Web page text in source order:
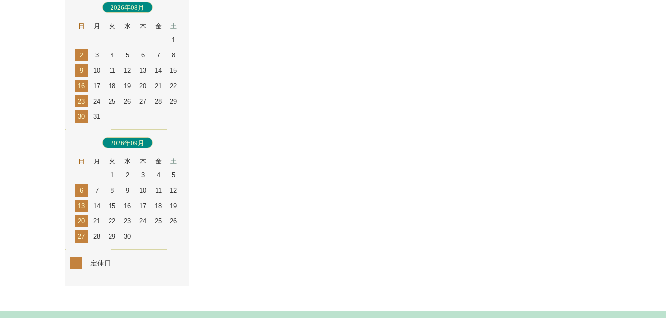
2026年08月
日 月 火 水 木 金
土
1
2 3 4 5 6 7 8
9 10 11 12 13 14 15
16 17 18 19 20 21 22
23 24 25 26 27 28 29
30 31
2026年09月
日 月 火 水 木 金
土
1
2 3 4 5
6 7 8 9 10 11 12
13 14 15 16 17 18 19
20 21 22 23 24 25 26
27 28 29 30
定休日